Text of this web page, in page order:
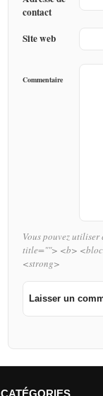
contact
Site web
Commentaire
Vous pouvez
title=""> <b>
<strong>
CATÉGORIES